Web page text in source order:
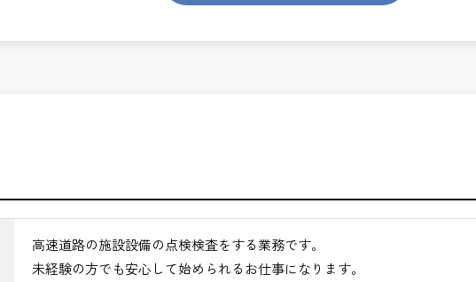
を気にしなくてもよい職場環境
る方は別途ご相談ください。
務をお選びください。＞
高速道路の施設設備の点検検査をする業務です。
未経験の方でも安心して始められるお仕事になります。